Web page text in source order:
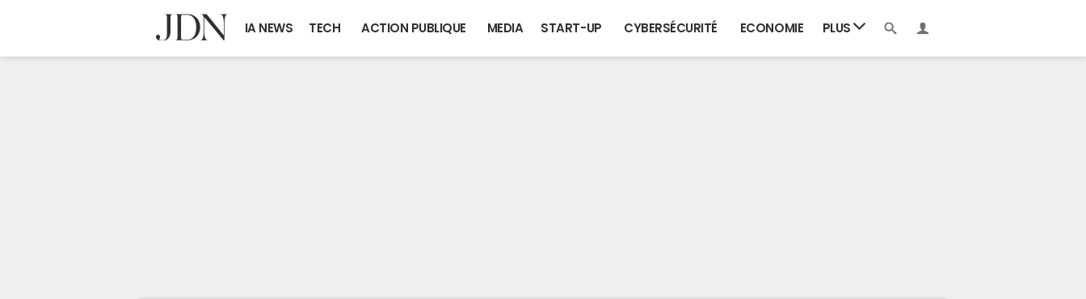
IA NEWS TECH ACTION PUBLIQUE MEDIA START-UP CYBERSÉCURITÉ ECONOMIE PLUS